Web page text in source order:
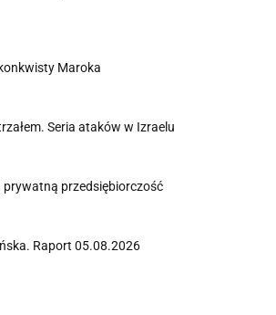
Maroka
Seria ataków w Izraelu
prywatną przedsiębiorczość
Raport 05.08.2026